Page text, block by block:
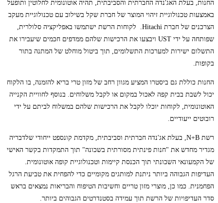
החנות, בעלת האג'נדה החברתית והסביבתית, תהיה אוטונומית לחלוטין ותופעל
באמצעות טכנולוגיית זיהוי המוצר של חברת שקל בשילוב עם טכנולוגיית מעקב
הצרכנים של חברת Hitachi. לקוחות הרשת ישתמשו באפליקציה סלולרית,
שפותחה על ידי UST ויבצעו את הרכישות שלהם ממדפים חכמים שיעבירו את
התשלום ישירות למערכות התשלומים, תוך ביטול מוחלט של המתנה בתור
בקופות.
החנות כוללת גם ביסטרו המציע מגוון רחב של מזון טרי בריא להזמנה, בו הלקוח
יכול לשבת בבית קפה לאכול במקום או לקבל משלוחים. בנוסף לחוויית הקנייה
האוטונומית, לקוחות יוכלו לקבל את הרכישות שלהם במשלוח לביתם על ידי
רובוטים ייעודיים.
רשת N+B, בעלת אג'נדה חברתית וסביבתית, מקדמת קונספט ייחודי שלדבריה
מגדיר מחדש את "חנות פינתית מסורתית בשכונה" תוך התמקדות בקשר האישי
של הקמעונאי השכונתי תוך הכנסת קיימות וטכנולוגיית קופה אוטונומית.
העדיפות הגבוהה ביותר ניתנת למותגים מקומיים כדי להפחית את טביעת הרגל
הפחמנית. כמו כן, מוצרי מזון טריים וחשיבות הטיפוח והבריאות נמצאים בראש
סדר העדיפויות של הרשת תוך עמידה בסטנדרטים הגבוהים ביותר.